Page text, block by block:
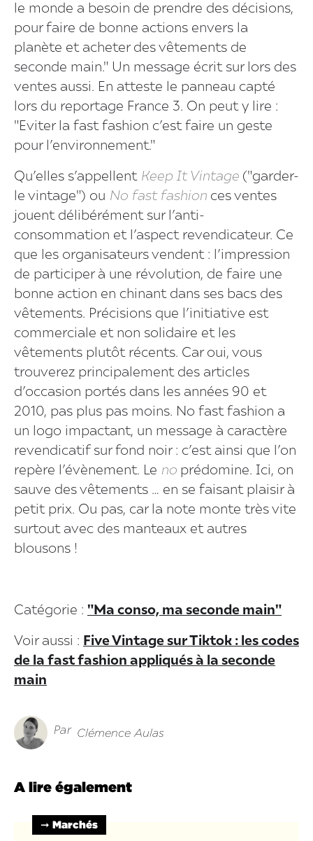
le monde a besoin de prendre des décisions,
pour faire de bonne actions envers la
planète et acheter des vêtements de
seconde main." Un message écrit sur lors des
ventes aussi. En atteste le panneau capté
lors du reportage France 3. On peut y lire :
"Eviter la fast fashion c’est faire un geste
pour l’environnement."
Qu’elles s’appellent Keep It Vintage ("garder-
le vintage") ou No fast fashion ces ventes
jouent délibérément sur l’anti-
consommation et l’aspect revendicateur. Ce
que les organisateurs vendent : l’impression
de participer à une révolution, de faire une
bonne action en chinant dans ses bacs des
vêtements. Précisions que l’initiative est
commerciale et non solidaire et les
vêtements plutôt récents. Car oui, vous
trouverez principalement des articles
d’occasion portés dans les années 90 et
2010, pas plus pas moins. No fast fashion a
un logo impactant, un message à caractère
revendicatif sur fond noir : c’est ainsi que l’on
repère l’évènement. Le no prédomine. Ici, on
sauve des vêtements … en se faisant plaisir à
petit prix. Ou pas, car la note monte très vite
surtout avec des manteaux et autres
blousons !
Catégorie : "Ma conso, ma seconde main"
Voir aussi : Five Vintage sur Tiktok : les codes
de la fast fashion appliqués à la seconde
main
Par Clémence Aulas
A lire également
➞ Marchés